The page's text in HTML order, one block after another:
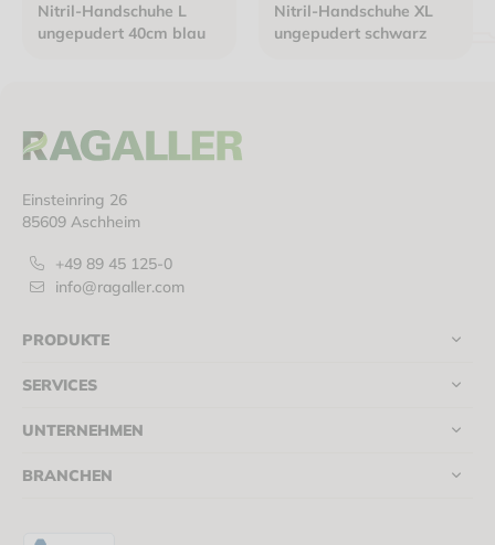
Nitril-Handschuhe L
ungepudert 40cm blau
Nitril-Handschuhe XL
ungepudert schwarz
Einsteinring 26
85609 Aschheim
+49 89 45 125-0
info@ragaller.com
PRODUKTE
SERVICES
UNTERNEHMEN
BRANCHEN